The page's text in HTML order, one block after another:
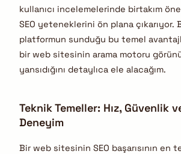
kullanıcı incelemelerinde birtakım
SEO yeteneklerini ön plana çıkarıyor.
platformun sunduğu bu temel
bir web sitesinin arama motoru
yansıdığını detaylıca ele alacağım.
Teknik Temeller: Hız, Güvenlik
Deneyim
Bir web sitesinin SEO başarısının en